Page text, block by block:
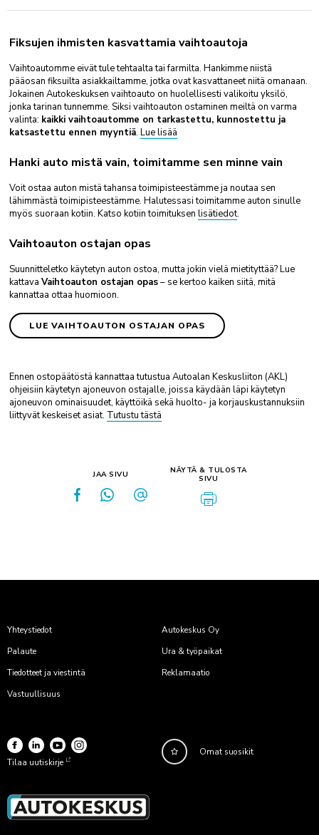
Fiksujen ihmisten kasvattamia vaihtoautoja
Vaihtoautomme eivät tule tehtaalta tai farmilta. Hankimme niistä
pääosan fiksuilta asiakkailtamme, jotka ovat kasvattaneet niitä omanaan.
Jokainen Autokeskuksen vaihtoauto on huolellisesti valikoitu yksilö,
jonka tarinan tunnemme. Siksi vaihtoauton ostaminen meiltä on varma
valinta: kaikki vaihtoautomme on tarkastettu, kunnostettu ja
katsastettu ennen myyntiä. Lue lisää
Hanki auto mistä vain, toimitamme sen minne vain
Voit ostaa auton mistä tahansa toimipisteestämme ja noutaa sen
lähimmästä toimipisteestämme. Halutessasi toimitamme auton sinulle
myös suoraan kotiin. Katso kotiin toimituksen lisätiedot.
Vaihtoauton ostajan opas
Suunnitteletko käytetyn auton ostoa, mutta jokin vielä mietityttää? Lue
kattava Vaihtoauton ostajan opas– se kertoo kaiken siitä, mitä
kannattaa ottaa huomioon.
LUE VAIHTOAUTON OSTAJAN OPAS
Ennen ostopäätöstä kannattaa tutustua Autoalan Keskusliiton (AKL)
ohjeisiin käytetyn ajoneuvon ostajalle, joissa käydään läpi käytetyn
ajoneuvon ominaisuudet, käyttöikä sekä huolto- ja korjauskustannuksiin
liittyvät keskeiset asiat. Tutustu tästä
JAA SIVU
NÄYTÄ & TULOSTA
SIVU
Yhteystiedot
Autokeskus Oy
Palaute
Ura & työpaikat
Tiedotteet ja viestintä
Reklamaatio
Vastuullisuus
Tilaa uutiskirje
Omat suosikit